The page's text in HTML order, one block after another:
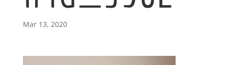
Mar 13, 2020